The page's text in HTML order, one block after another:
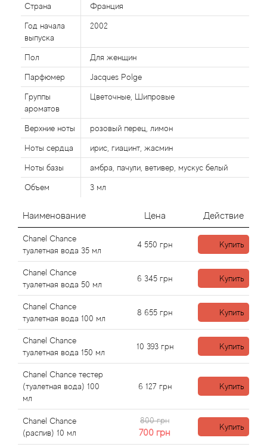
Страна Франция
Год начала
выпуска
2002
Пол Для женщин
Парфюмер Jacques Polge
Группы
ароматов
Цветочные, Шипровые
Верхние ноты розовый перец, лимон
Ноты сердца ирис, гиацинт, жасмин
Ноты базы амбра, пачули, ветивер, мускус белый
Объем 3 мл
Наименование Цена Действие
Chanel Chance
туалетная вода 35 мл
4 550 грн Купить
Chanel Chance
туалетная вода 50 мл
6 345 грн Купить
Chanel Chance
туалетная вода 100 мл
8 655 грн Купить
Chanel Chance
туалетная вода 150 мл
10 393 грн Купить
Chanel Chance тестер
(туалетная вода) 100
мл
6 127 грн Купить
Chanel Chance
(распив) 10 мл
800 грн
700 грн
Купить
Alexander McQueen
Alexandre Barthet
Alexandre J
Alfred Dunhill
Alyson Oldoini
Alyssa Ashley
Amouage
Amouroud
Andre L'Arom
Angel Schlesser
Anima Mundi
Anna Sui
Annayake
Anne Fontaine